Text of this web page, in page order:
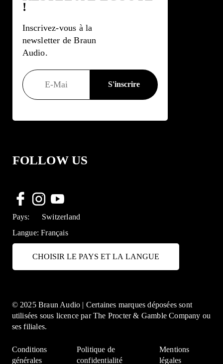
!
Inscrivez-vous à la
newsletter de Braun
Audio.
FOLLOW US
Pays:
Switzerland
Langue:Français
CHOISIR LE PAYS ET LA LANGUE
© 2025 Braun Audio | Certaines marques déposées sont
utilisées sous licence par The Procter & Gamble Company ou
ses filiales.
Conditions
générales
Politique de
confidentialité
Mentions
légales